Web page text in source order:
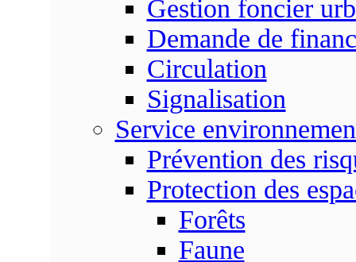
Gestion foncier
Demande de
Circulation
Signalisation
Service
Prévention des
Protection des
Forêts
Faune